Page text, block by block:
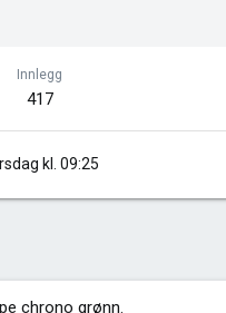
Innlegg
417
kl. 09:25
chrono grønn.